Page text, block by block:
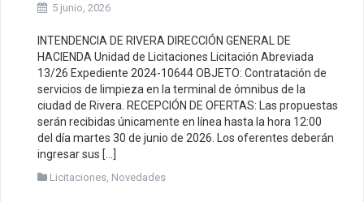
5 junio, 2026
INTENDENCIA DE RIVERA DIRECCIÓN GENERAL DE
HACIENDA Unidad de Licitaciones Licitación Abreviada
13/26 Expediente 2024-10644 OBJETO: Contratación de
servicios de limpieza en la terminal de ómnibus de la
ciudad de Rivera. RECEPCIÓN DE OFERTAS: Las propuestas
serán recibidas únicamente en línea hasta la hora 12:00
del día martes 30 de junio de 2026. Los oferentes deberán
ingresar sus […]
Licitaciones Novedades